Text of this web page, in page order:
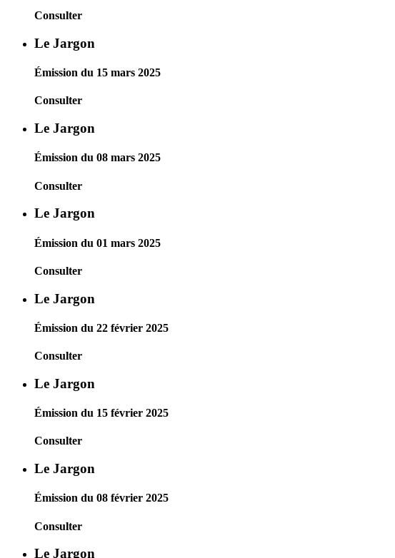
Consulter
Le Jargon
Émission du 15 mars 2025
Consulter
Le Jargon
Émission du 08 mars 2025
Consulter
Le Jargon
Émission du 01 mars 2025
Consulter
Le Jargon
Émission du 22 février 2025
Consulter
Le Jargon
Émission du 15 février 2025
Consulter
Le Jargon
Émission du 08 février 2025
Consulter
Le Jargon